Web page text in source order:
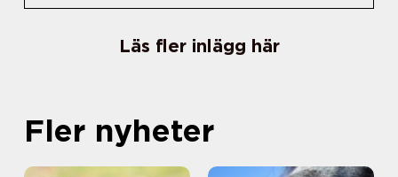
Läs fler inlägg här
Fler nyheter